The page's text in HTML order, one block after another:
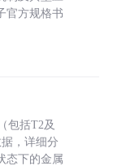
官方规格书
包括T2及
，详细分
态下的金属